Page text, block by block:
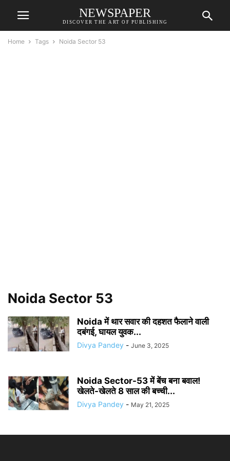
NEWSPAPER
DISCOVER THE ART OF PUBLISHING
Home Tags Noida Sector 53
Noida Sector 53
Noida में थार सवार की दहशत फैलाने वाली
दबंगई, घायल युवक...
Divya Pandey - June 3, 2025
Noida Sector-53 में बेंच बना बवाल!
खेलते-खेलते 8 साल की बच्ची...
Divya Pandey - May 21, 2025